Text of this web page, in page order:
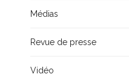
Médias
Revue de presse
Vidéo